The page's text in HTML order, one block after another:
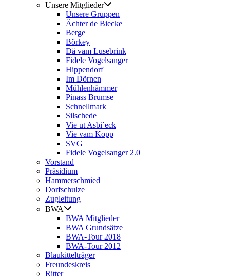
Unsere Mitglieder
Unsere Gruppen
Ächter de Biecke
Berge
Börkey
Dä vam Lusebrink
Fidele Vogelsanger
Hippendorf
Im Dörnen
Mühlenhämmer
Pinass Brumse
Schnellmark
Silschede
Vie ut Asbi´eck
Vie vam Kopp
SVG
Fidele Vogelsanger 2.0
Vorstand
Präsidium
Hammerschmied
Dorfschulze
Zugleitung
BWA
BWA Mitglieder
BWA Grundsätze
BWA-Tour 2018
BWA-Tour 2012
Blaukittelträger
Freundeskreis
Ritter